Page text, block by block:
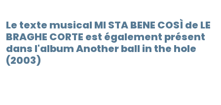
Le texte musical MI STA BENE COSÌ de LE
BRAGHE CORTE est également présent
dans l'album Another ball in the hole
(2003)